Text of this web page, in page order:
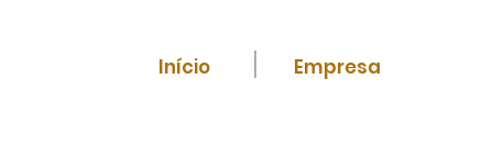
Início Empresa